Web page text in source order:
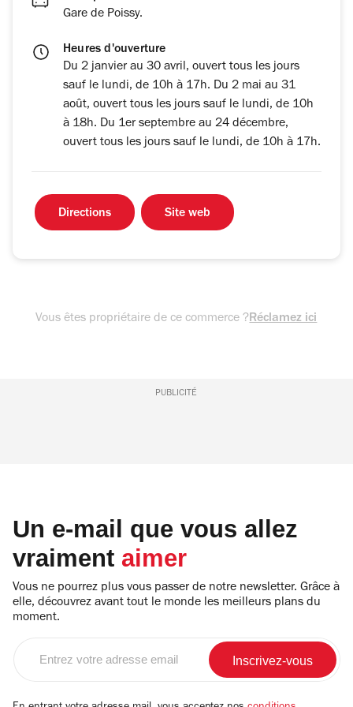
Gare de Poissy.
Heures d'ouverture
Du 2 janvier au 30 avril, ouvert tous les jours
sauf le lundi, de 10h à 17h. Du 2 mai au 31
août, ouvert tous les jours sauf le lundi, de 10h
à 18h. Du 1er septembre au 24 décembre,
ouvert tous les jours sauf le lundi, de 10h à 17h.
Directions Site web
Vous êtes propriétaire de ce commerce ?Réclamez ici
PUBLICITÉ
Un e-mail que vous allez
vraiment aimer
Vous ne pourrez plus vous passer de notre newsletter. Grâce à
elle, découvrez avant tout le monde les meilleurs plans du
moment.
email